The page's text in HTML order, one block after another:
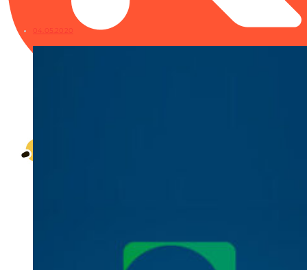
04.05.2020